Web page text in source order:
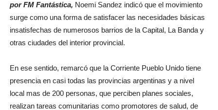
por FM Fantástica, Noemi Sandez indicó que el movimiento
surge como una forma de satisfacer las necesidades básicas
insatisfechas de numerosos barrios de la Capital, La Banda y
otras ciudades del interior provincial.
En ese sentido, remarcó que la Corriente Pueblo Unido tiene
presencia en casi todas las provincias argentinas y a nivel
local mas de 200 personas, que perciben planes sociales,
realizan tareas comunitarias como promotores de salud, de